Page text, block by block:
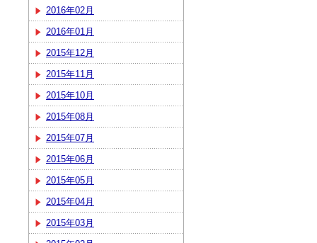
2016年02月
2016年01月
2015年12月
2015年11月
2015年10月
2015年08月
2015年07月
2015年06月
2015年05月
2015年04月
2015年03月